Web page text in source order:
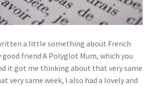
a little something about French
friend A Polyglot Mum, which you
it got me thinking about that very same
very same week, I also had a lovely and